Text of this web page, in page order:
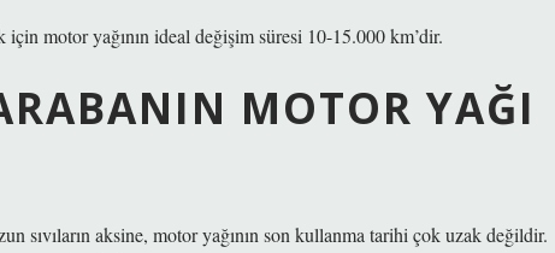
motor yağının ideal değişim süresi 10-15.000 km’dir.
MOTOR YAĞI
sıvıların aksine, motor yağının son kullanma tarihi çok uzak değildir.